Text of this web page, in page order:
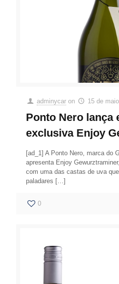
adminycar on 15 de
Ponto Nero lança
exclusiva Enjoy
[ad_1] A Ponto Nero, marca do
apresenta Enjoy
com uma das castas de uva
paladares […]
0